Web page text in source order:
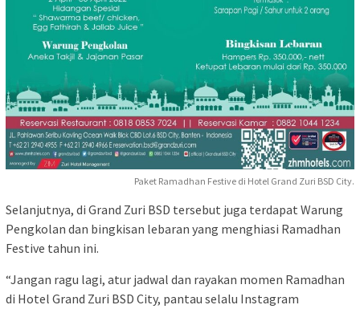
Paket Ramadhan Festive di Hotel Grand Zuri BSD City.
Selanjutnya, di Grand Zuri BSD tersebut juga terdapat Warung
Pengkolan dan bingkisan lebaran yang menghiasi Ramadhan
Festive tahun ini.
“Jangan ragu lagi, atur jadwal dan rayakan momen Ramadhan
di Hotel Grand Zuri BSD City, pantau selalu Instagram